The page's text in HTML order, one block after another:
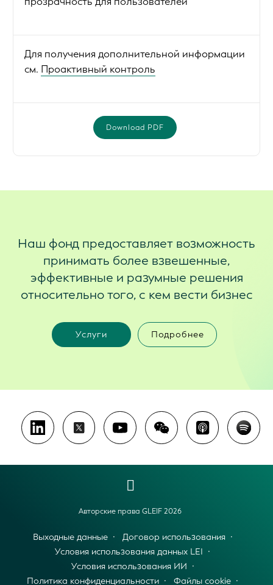
Для получения дополнительной информации
см. Проактивный контроль
Download PDF
Наш фонд предоставляет возможность
принимать более взвешенные,
эффективные и разумные решения
относительно того, с кем вести бизнес
Услуги Подробнее
Авторские права GLEIF 2026
Выходные данные
Договор использования
Условия использования данных LEI
Условия использования ИИ
Политика конфиденциальности
Файлы cookie